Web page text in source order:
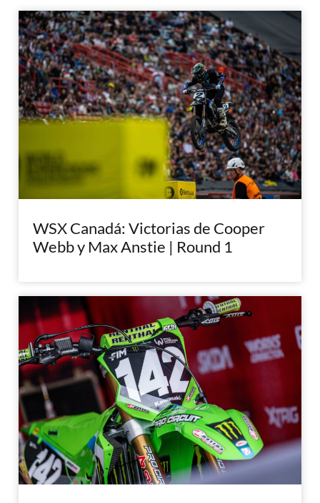
WSX Canadá: Victorias de Cooper
Webb y Max Anstie | Round 1